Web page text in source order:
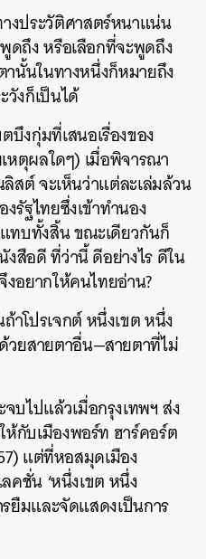
งประวัติศาสตร์หนาแน่น
ดถึง หรือเลือกที่จะพูดถึง
านั้นในทางหนึ่งก็หมายถึง
งก็เป็นได้
บึงกุ่มที่เสนอเรื่องของ
หตุผลใดๆ) เมื่อพิจารณา
สต์ จะเห็นว่าแต่ละเล่มล้วน
รัฐไทยซึ่งเข้าทำนอง
ทบทั้งสิ้น ขณะเดียวกันก็
สือดี ที่ว่านี้ ดีอย่างไร ดีใน
อยากให้คนไทยอ่าน?
าโปรเจกต์ หนึ่งเขต หนึ่ง
วยสายตาอื่น—สายตาที่ไม่
บไปแล้วเมื่อกรุงเทพฯ ส่ง
กับเมืองพอร์ท ฮาร์คอร์ต
แต่ที่หอสมุดเมือง
คชั่น ‘หนึ่งเขต หนึ่ง
ยืมและจัดแสดงเป็นการ